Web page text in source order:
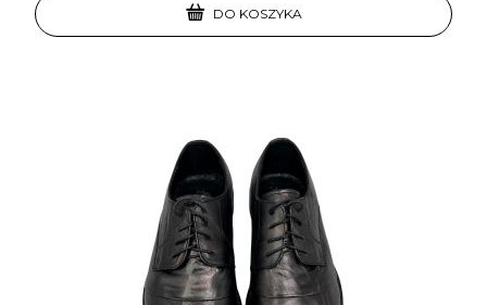
DO KOSZYKA